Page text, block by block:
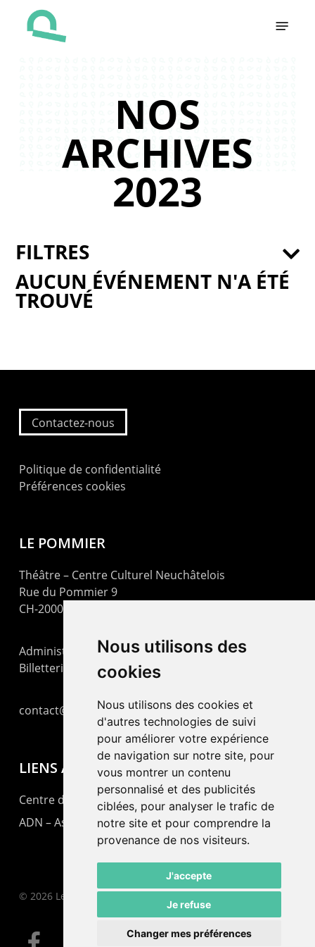
Nous utilisons des
cookies
Nous utilisons des cookies et
d'autres technologies de suivi
pour améliorer votre expérience
de navigation sur notre site, pour
vous montrer un contenu
personnalisé et des publicités
ciblées, pour analyser le trafic de
notre site et pour comprendre la
provenance de nos visiteurs.
J'accepte
Je refuse
Changer mes préférences
NOS
ARCHIVES
2023
AUCUN ÉVÉNEMENT N'A ÉTÉ
TROUVÉ
FILTRES
Contactez-nous
Politique de confidentialité
Préférences cookies
LE POMMIER
Théâtre – Centre Culturel Neuchâtelois
Rue du Pommier 9
CH-2000 Neuchâtel
Administration : +41 32 725 03 03
Billetterie : +41 32 725 05 05
contact@lepommier.ch
LIENS AMIS
Centre de culture ABC
ADN – Association Danse Neuchâtel
© 2026 Le Pommier.
facebook email